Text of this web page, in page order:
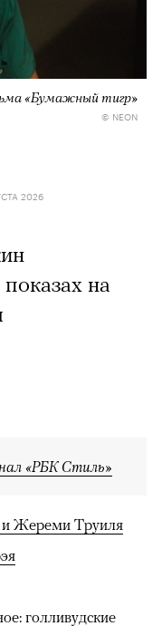
«Бумажный тигр»
© NEON
2026
на
«РБК Стиль»
и Жереми Труиля
голливудские